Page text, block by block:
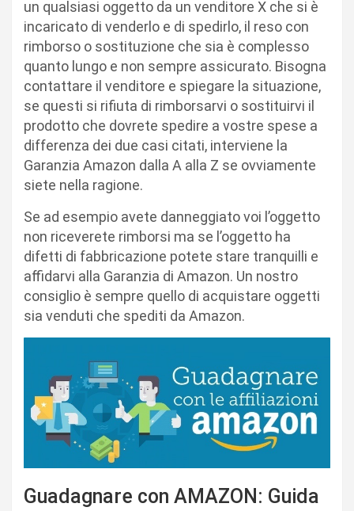
un qualsiasi oggetto da un venditore X che si è
incaricato di venderlo e di spedirlo, il reso con
rimborso o sostituzione che sia è complesso
quanto lungo e non sempre assicurato. Bisogna
contattare il venditore e spiegare la situazione,
se questi si rifiuta di rimborsarvi o sostituirvi il
prodotto che dovrete spedire a vostre spese a
differenza dei due casi citati, interviene la
Garanzia Amazon dalla A alla Z se ovviamente
siete nella ragione.
Se ad esempio avete danneggiato voi l’oggetto
non riceverete rimborsi ma se l’oggetto ha
difetti di fabbricazione potete stare tranquilli e
affidarvi alla Garanzia di Amazon. Un nostro
consiglio è sempre quello di acquistare oggetti
sia venduti che spediti da Amazon.
Guadagnare con AMAZON: Guida